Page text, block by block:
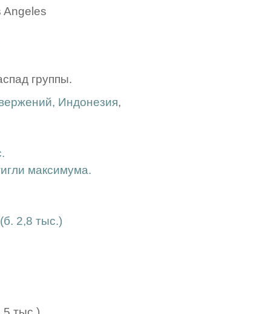
Angeles
группы.
Индонезия,
максимума.
2,8 тыс.)